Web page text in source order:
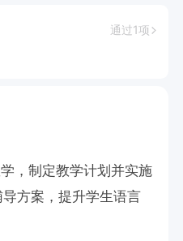
通过1项
，制定教学计划并实施
方案，提升学生语言